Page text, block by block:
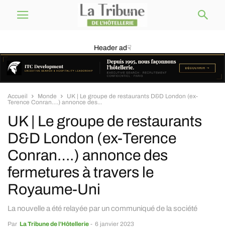
Header ad☟
Accueil Monde
UK | Le groupe de restaurants D&D London (ex-
Terence Conran….) annonce des...
UK | Le groupe de restaurants
D&D London (ex-Terence
Conran….) annonce des
fermetures à travers le
Royaume-Uni
La nouvelle a été relayée par un communiqué de la société
Par La Tribune de l’Hôtellerie - 6 janvier 2023